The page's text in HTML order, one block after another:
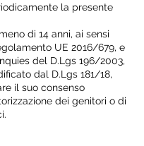
la presente
di 14 anni, ai sensi
UE 2016/679, e
del D.Lgs 196/2003,
dal D.Lgs 181/18,
il suo consenso
dei genitori o di